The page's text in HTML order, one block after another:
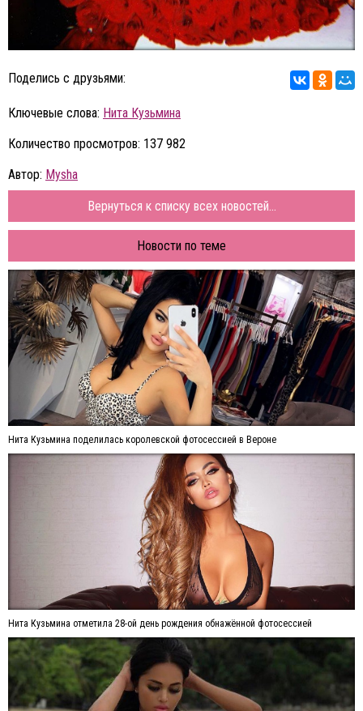
Поделись с друзьями:
Ключевые слова: Нита Кузьмина
Количество просмотров: 137 982
Автор: Mysha
Вернуться к списку всех новостей...
Новости по теме
Нита Кузьмина поделилась королевской фотосессией в Вероне
Нита Кузьмина отметила 28-ой день рождения обнажённой фотосессией